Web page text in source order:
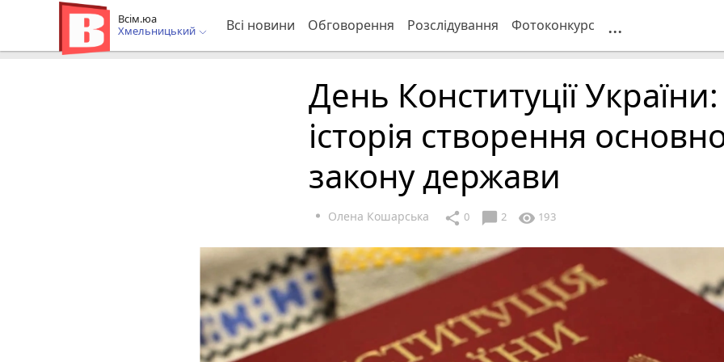
Всім.юа
Хмельницький
Всі новини Обговорення Розслідування Фотоконкурс ...
День Конституції України:
історія створення
закону держави
Олена Кошарська share 0 chat_bubble 2 visibility 193